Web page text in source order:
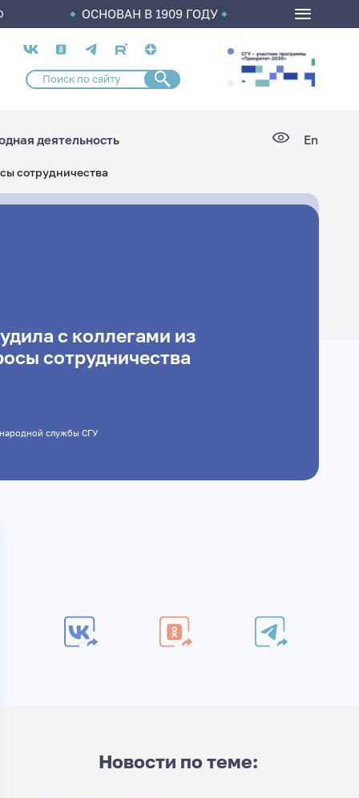
ОСНОВАН В 1909 ГОДУ
Социальные
сети
деятельность En
сотрудничества
с коллегами из
сотрудничества
службы СГУ
Новости по теме: